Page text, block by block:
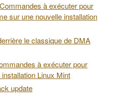
Commandes à exécuter pour
sur une nouvelle installation
le classique de DMA
à exécuter pour
Linux Mint
update